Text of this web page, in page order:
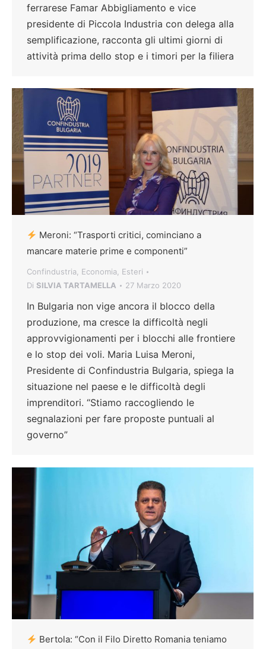
ferrarese Famar Abbigliamento e vice
presidente di Piccola Industria con delega alla
semplificazione, racconta gli ultimi giorni di
attività prima dello stop e i timori per la filiera
Meroni: “Trasporti critici, cominciano a
mancare materie prime e componenti”
Confindustria, Economia, Esteri
Di SILVIA TARTAMELLA 27 Marzo 2020
In Bulgaria non vige ancora il blocco della
produzione, ma cresce la difficoltà negli
approvvigionamenti per i blocchi alle frontiere
e lo stop dei voli. Maria Luisa Meroni,
Presidente di Confindustria Bulgaria, spiega la
situazione nel paese e le difficoltà degli
imprenditori. “Stiamo raccogliendo le
segnalazioni per fare proposte puntuali al
governo”
Bertola: “Con il Filo Diretto Romania teniamo